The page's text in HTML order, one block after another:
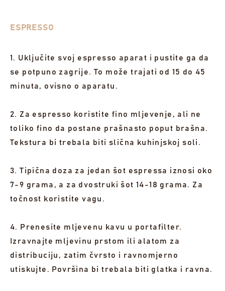
ESPRESSO
1. Uključite svoj espresso aparat i pustite ga da
se potpuno zagrije. To može trajati od 15 do 45
minuta, ovisno o aparatu.
2. Za espresso koristite fino mljevenje, ali ne
toliko fino da postane prašnasto poput brašna.
Tekstura bi trebala biti slična kuhinjskoj soli.
3. Tipična doza za jedan šot espressa iznosi oko
7-9 grama, a za dvostruki šot 14-18 grama. Za
točnost koristite vagu.
4. Prenesite mljevenu kavu u portafilter.
Izravnajte mljevinu prstom ili alatom za
distribuciju, zatim čvrsto i ravnomjerno
utiskujte. Površina bi trebala biti glatka i ravna.